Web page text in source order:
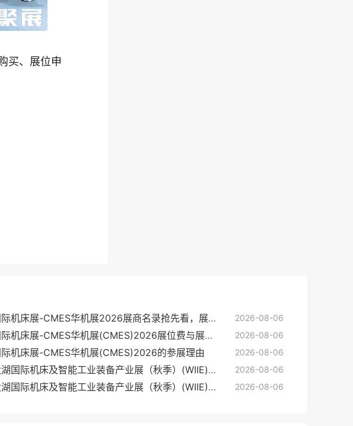
买、展位申
玉环国际机床展-CMES华机展2026展商名录抢先看，展商名录预订 2026-08-06
玉环国际机床展-CMES华机展(CMES)2026展位费与展位图 2026-08-06
机床展-CMES华机展(CMES)2026的参展理由 2026-08-06
无锡太湖国际机床及智能工业装备产业展（秋季）(WIIE)参展商名单 2026-08-06
无锡太湖国际机床及智能工业装备产业展（秋季）(WIIE)2026的参展理由 2026-08-06